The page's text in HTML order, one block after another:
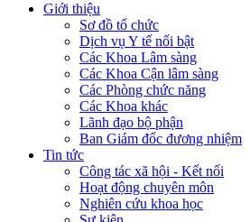
Giới thiệu
Sơ đồ tổ chức
Dịch vụ Y tế nổi bật
Các Khoa Lâm sàng
Các Khoa Cận lâm sàng
Các Phòng chức năng
Các Khoa khác
Lãnh đạo bộ phận
Ban Giám đốc đương nhiệm
Tin tức
Công tác xã hội - Kết nối
Hoạt động chuyên môn
Nghiên cứu khoa học